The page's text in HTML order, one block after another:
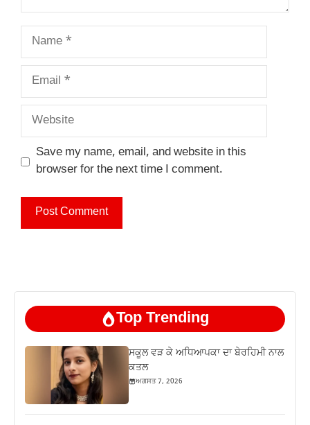
Name
Email
Website
Save my name, email, and website in this
browser for the next time I comment.
Top Trending
ਸਕੂਲ ਵੜ ਕੇ ਅਧਿਆਪਕਾ ਦਾ ਬੇਰਹਿਮੀ ਨਾਲ
ਕਤਲ
ਅਗਸਤ 7, 2026